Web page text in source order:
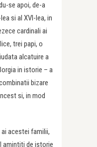
se apoi, de-a
si al XVI-lea, in
cardinali ai
trei papi, o
alcatuire a
in istorie – a
bizare
si, in mod
acestei familii,
amintiti de istorie